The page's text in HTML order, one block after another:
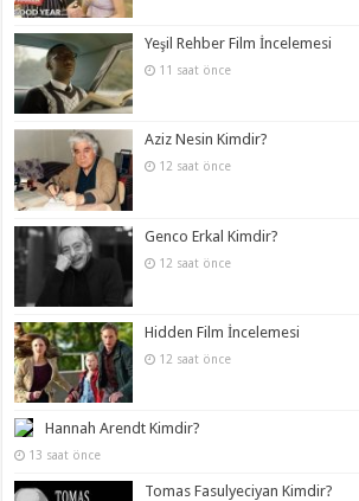
Yeşil Rehber Film İncelemesi
11 saat önce
Aziz Nesin Kimdir?
12 saat önce
Genco Erkal Kimdir?
12 saat önce
Hidden Film İncelemesi
12 saat önce
Hannah Arendt Kimdir?
13 saat önce
Tomas Fasulyeciyan Kimdir?